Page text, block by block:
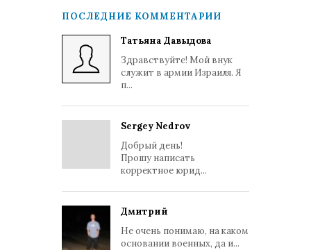
ПОСЛЕДНИЕ КОММЕНТАРИИ
Татьяна Давыдова
Здравствуйте! Мой внук
служит в армии Израиля. Я
п...
Sergey Nedrov
Добрый день!
Прошу написать
корректное юрид...
Дмитрий
Не очень понимаю, на каком
основании военных, да и...